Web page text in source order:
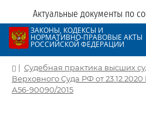
Актуальные документы по
ЗАКОНЫ, КОДЕКСЫ И
НОРМАТИВНО-ПРАВОВЫЕ АКТЫ
РОССИЙСКОЙ ФЕДЕРАЦИИ
| Судебная практика высших
Верховного Суда РФ от
А56-90090/2015